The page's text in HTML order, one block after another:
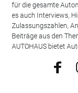
für die gesamte
es auch Interviews,
Zulassungszahlen,
Beiträge aus den
AUTOHAUS bietet